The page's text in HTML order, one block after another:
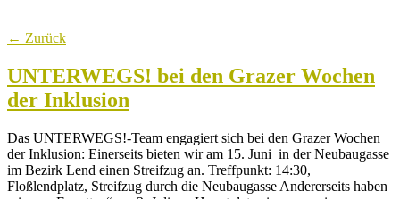
← Zurück
UNTERWEGS! bei den Grazer Wochen
der Inklusion
Das UNTERWEGS!-Team engagiert sich bei den Grazer Wochen
der Inklusion: Einerseits bieten wir am 15. Juni in der Neubaugasse
im Bezirk Lend einen Streifzug an. Treffpunkt: 14:30,
Floßlendplatz, Streifzug durch die Neubaugasse Andererseits haben